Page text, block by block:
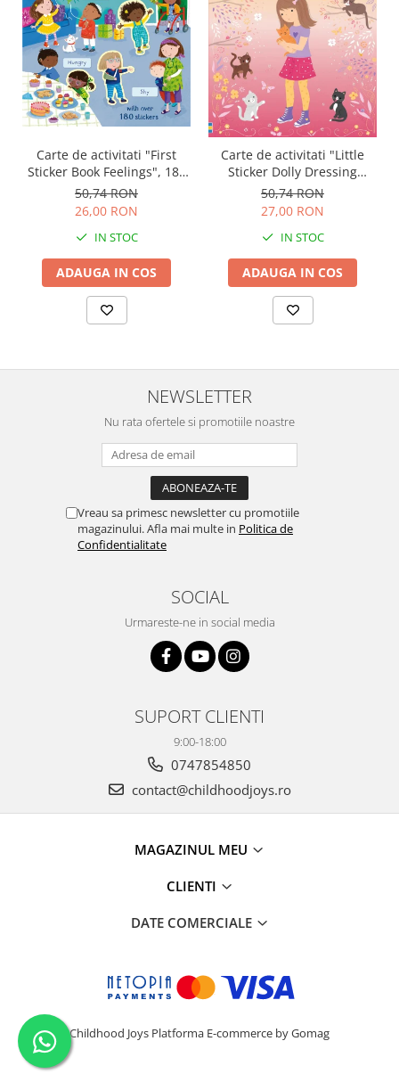
Carte de activitati "First
Sticker Book Feelings", 180
stickers, Usborne
50,74 RON
26,00 RON
IN STOC
ADAUGA IN COS
Carte de activitati "Little
Sticker Dolly Dressing
Kittens", format A5,
Usborne
50,74 RON
27,00 RON
IN STOC
ADAUGA IN COS
NEWSLETTER
Nu rata ofertele si promotiile noastre
Vreau sa primesc newsletter cu promotiile
magazinului. Afla mai multe in Politica de
Confidentialitate
SOCIAL
Urmareste-ne in social media
SUPORT CLIENTI
9:00-18:00
0747854850
contact@childhoodjoys.ro
MAGAZINUL MEU
CLIENTI
DATE COMERCIALE
Childhood Joys Platforma E-commerce by Gomag